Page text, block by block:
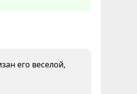
его веселой,